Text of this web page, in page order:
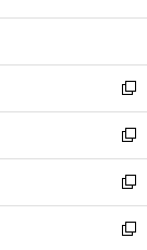
ウ
開
く
新
し
い
ウ
ィ
ン
ド
新
し
い
ウ
ィ
新
し
い
新